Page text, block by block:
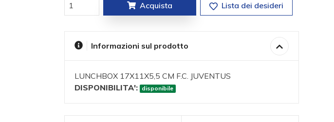
Acquista Lista dei desideri
Informazioni sul prodotto
LUNCHBOX 17X11X5,5 CM F.C. JUVENTUS
DISPONIBILITA':
disponibile